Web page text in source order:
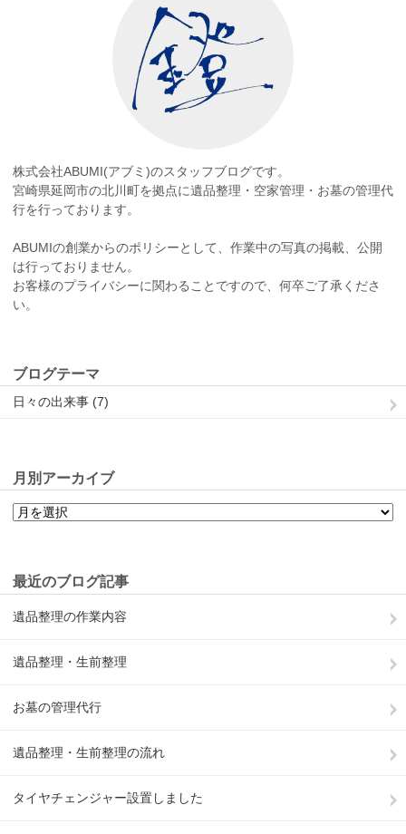
株式会社ABUMI(アブミ)のスタッフブログです。
宮崎県延岡市の北川町を拠点に遺品整理・空家管理・お墓の管理代
行を行っております。
ABUMIの創業からのポリシーとして、作業中の写真の掲載、公開
は行っておりません。
お客様のプライバシーに関わることですので、何卒ご了承くださ
い。
ブログテーマ
日々の出来事 (7)
月別アーカイブ
最近のブログ記事
遺品整理の作業内容
遺品整理・生前整理
お墓の管理代行
遺品整理・生前整理の流れ
タイヤチェンジャー設置しました